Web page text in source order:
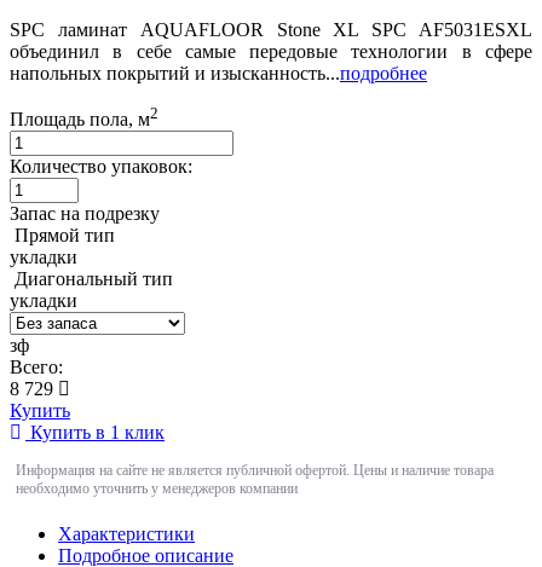
SPC ламинат AQUAFLOOR Stone XL SPC AF5031ESXL
объединил в себе самые передовые технологии в сфере
напольных покрытий и изысканность...подробнее
Площадь пола, м2
Количество упаковок:
Запас на подрезку
Прямой тип
укладки
Диагональный тип
укладки
зф
Всего:
8 729
Купить
Купить в 1 клик
Информация на сайте не является публичной офертой. Цены и наличие товара
необходимо уточнить у менеджеров компании
Характеристики
Подробное описание